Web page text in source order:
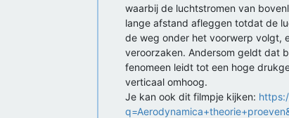
waarbij de luchtstromen van
lange afstand afleggen totdat de
de weg onder het voorwerp volgt,
veroorzaken. Andersom geldt dat
fenomeen leidt tot een hoge
verticaal omhoog.
Je kan ook dit filmpje kijken: